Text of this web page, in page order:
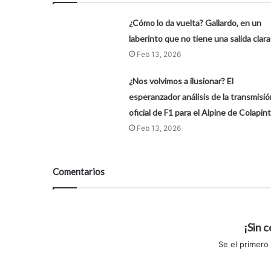
¿Cómo lo da vuelta? Gallardo, en un
laberinto que no tiene una salida clara
Feb 13, 2026
¿Nos volvimos a ilusionar? El
esperanzador análisis de la
oficial de F1 para el Alpine de
Feb 13, 2026
Comentarios
¡Sin
Se el